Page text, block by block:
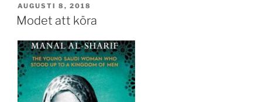
PUBLICERAT
AUGUSTI 8, 2018
Modet att köra